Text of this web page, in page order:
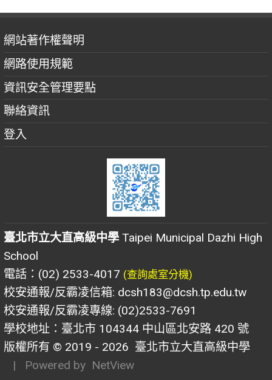
網站著作權聲明
網路使用規範
資訊安全管理要點
聯絡資訊
登入
臺北市立大直高級中學 Taipei Municipal Dazhi High
School
電話：(02) 2533-4017 (查詢處室分機)
校安通報/反霸凌信箱: dcsh183@dcsh.tp.edu.tw
校安通報/反霸凌專線: (02)2533-7691
學校地址：臺北市 104344 中山區北安路 420 號
版權所有 © 2019 - 2026 臺北市立大直高級中學
| Powered by NetView